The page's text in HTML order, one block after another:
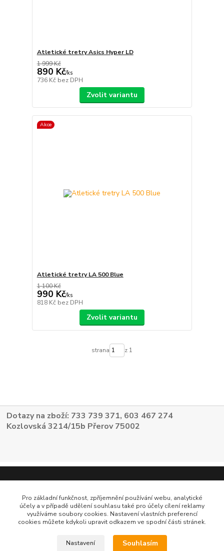
Atletické tretry Asics Hyper LD
1 999 Kč
890 Kč/ks
736 Kč bez DPH
Zvolit variantu
Akce
Atletické tretry LA 500 Blue
1 100 Kč
990 Kč/ks
818 Kč bez DPH
Zvolit variantu
strana z 1
Dotazy na zboží: 733 739 371, 603 467 274
Kozlovská 3214/15b Přerov 75002
Pro základní funkčnost, zpříjemnění používání webu, analytické
účely a v případě udělení souhlasu také pro účely cílení reklamy
využíváme soubory cookies. Nastavení vlastních preferencí
cookies můžete kdykoli upravit odkazem ve spodní části stránek.
Nastavení Souhlasím